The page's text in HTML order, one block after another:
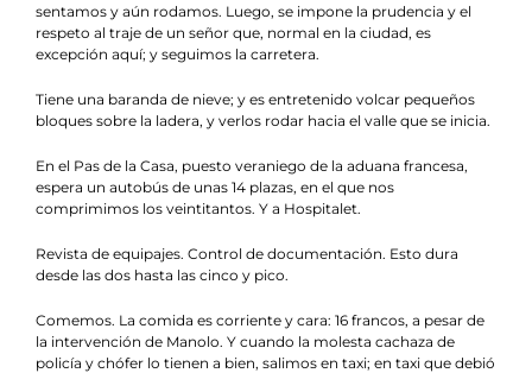
sentamos y aún rodamos. Luego, se impone la prudencia y el
respeto al traje de un señor que, normal en la ciudad, es
excepción aquí; y seguimos la carretera.
Tiene una baranda de nieve; y es entretenido volcar pequeños
bloques sobre la ladera, y verlos rodar hacia el valle que se inicia.
En el Pas de la Casa, puesto veraniego de la aduana francesa,
espera un autobús de unas 14 plazas, en el que nos
comprimimos los veintitantos. Y a Hospitalet.
Revista de equipajes. Control de documentación. Esto dura
desde las dos hasta las cinco y pico.
Comemos. La comida es corriente y cara: 16 francos, a pesar de
la intervención de Manolo. Y cuando la molesta cachaza de
policía y chófer lo tienen a bien, salimos en taxi; en taxi que debió